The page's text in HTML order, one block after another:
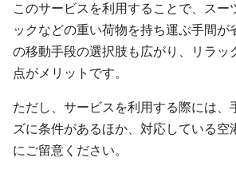
このサービスを利用することで、スー
ックなどの重い荷物を持ち運ぶ手間が
の移動手段の選択肢も広がり、リラッ
点がメリットです。
ただし、サービスを利用する際には、
ズに条件があるほか、対応している空
にご留意ください。